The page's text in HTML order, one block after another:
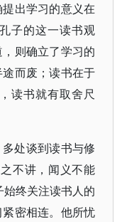
出学习的意义在
子的这一读书观
则确立了学习的
而废；读书在于
读书就有取舍尺
处谈到读书与修
不讲，闻义不能
终关注读书人的
密相连。他所忧